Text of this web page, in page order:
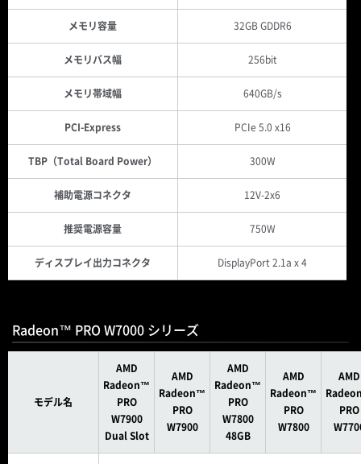
メモリ容量 32GB GDDR6
メモリバス幅 256bit
メモリ帯域幅 640GB/s
PCI-Express PCIe 5.0 x16
TBP（Total Board Power） 300W
補助電源コネクタ 12V-2x6
推奨電源容量 750W
ディスプレイ出力コネクタ DisplayPort 2.1a x 4
Radeon™ PRO W7000 シリーズ
モデル名
AMD
Radeon™
PRO
W7900
Dual Slot
AMD
Radeon™
PRO
W7900
AMD
Radeon™
PRO
W7800
48GB
AMD
Radeon™
PRO
W7800
AMD
PRO